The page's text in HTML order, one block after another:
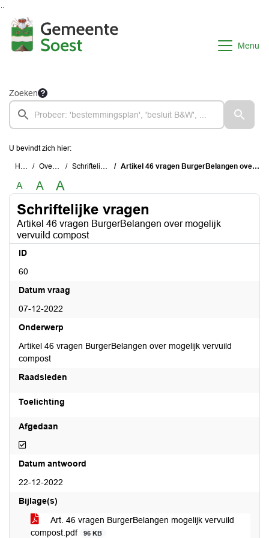
Menu
Zoeken
U bevindt zich hier:
Home Overzichten Schriftelijke vragen Artikel 46 vragen BurgerBelangen over mogelijk vervuild compost
A A A
Schriftelijke vragen
Artikel 46 vragen BurgerBelangen over mogelijk
vervuild compost
ID
60
Datum vraag
07-12-2022
Onderwerp
Artikel 46 vragen BurgerBelangen over mogelijk vervuild
compost
Raadsleden
Toelichting
Afgedaan
Afgedaan
Datum antwoord
22-12-2022
Bijlage(s)
Art. 46 vragen BurgerBelangen mogelijk vervuild
compost.pdf
96 KB